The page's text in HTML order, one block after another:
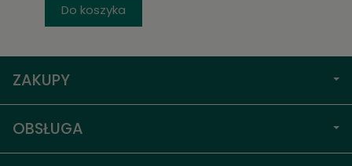
Do koszyka
ZAKUPY
OBSŁUGA